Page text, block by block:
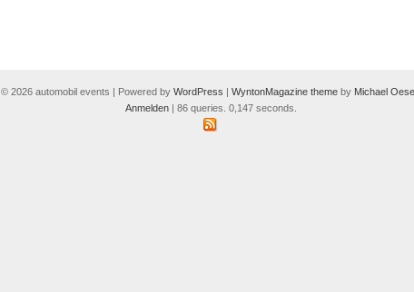
© 2026 automobil events | Powered by WordPress | WyntonMagazine theme by Michael
Anmelden| 86 queries. 0,147 seconds.